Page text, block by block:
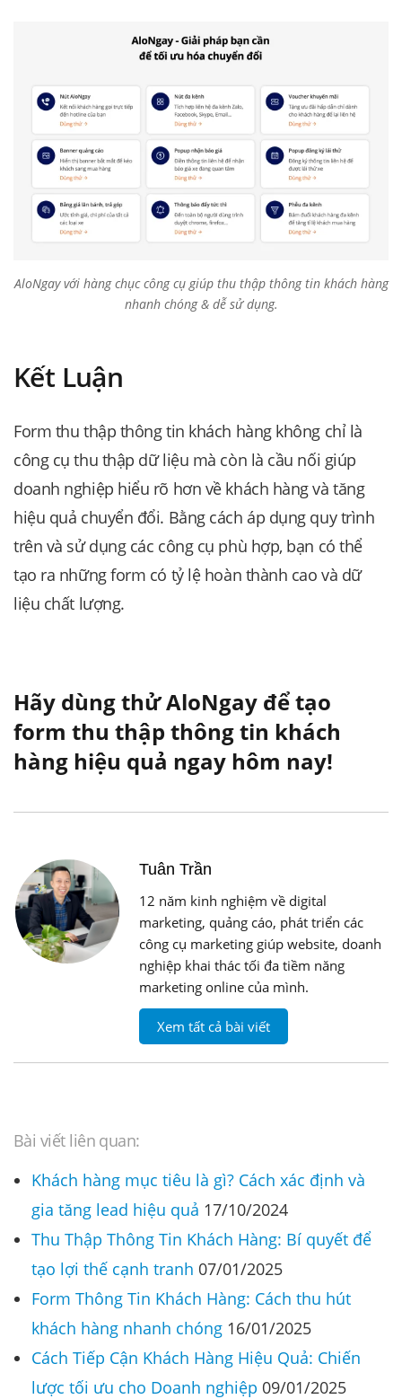
AloNgay với hàng chục công cụ giúp thu thập thông tin khách hàng
nhanh chóng & dễ sử dụng.
Kết Luận
Form thu thập thông tin khách hàng không chỉ là
công cụ thu thập dữ liệu mà còn là cầu nối giúp
doanh nghiệp hiểu rõ hơn về khách hàng và tăng
hiệu quả chuyển đổi. Bằng cách áp dụng quy trình
trên và sử dụng các công cụ phù hợp, bạn có thể
tạo ra những form có tỷ lệ hoàn thành cao và dữ
liệu chất lượng.
Hãy dùng thử AloNgay để tạo
form thu thập thông tin khách
hàng hiệu quả ngay hôm nay!
Tuân Trần
12 năm kinh nghiệm về digital
marketing, quảng cáo, phát triển các
công cụ marketing giúp website, doanh
nghiệp khai thác tối đa tiềm năng
marketing online của mình.
Xem tất cả bài viết
Bài viết liên quan:
Khách hàng mục tiêu là gì? Cách xác định và
gia tăng lead hiệu quả 17/10/2024
Thu Thập Thông Tin Khách Hàng: Bí quyết để
tạo lợi thế cạnh tranh 07/01/2025
Form Thông Tin Khách Hàng: Cách thu hút
khách hàng nhanh chóng 16/01/2025
Cách Tiếp Cận Khách Hàng Hiệu Quả: Chiến
lược tối ưu cho Doanh nghiệp 09/01/2025